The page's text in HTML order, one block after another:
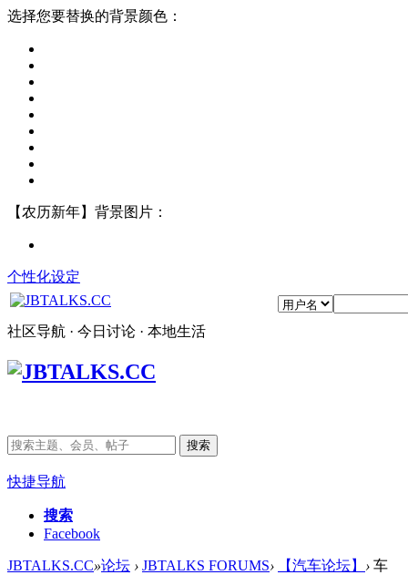
选择您要替换的背景颜色：
【农历新年】背景图片：
个性化设定
社区导航 · 今日讨论 · 本地生活
搜索
快捷导航
搜索
Facebook
JBTALKS.CC»论坛 › JBTALKS FORUMS› 【汽车论坛】 › 车